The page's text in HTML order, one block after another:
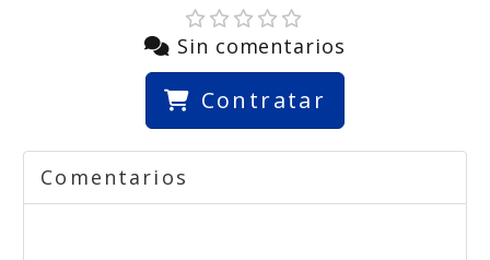
Sin comentarios
Contratar
Comentarios